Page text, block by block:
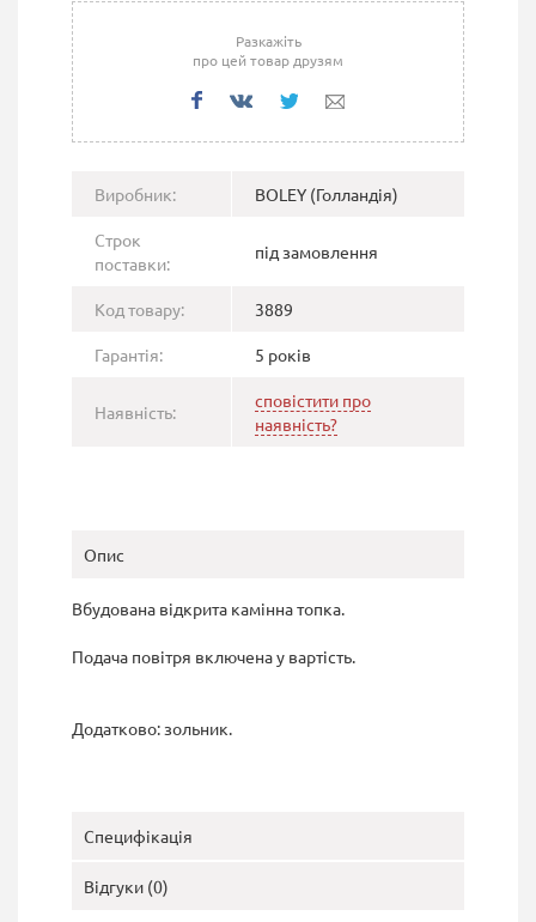
Разкажіть
про цей товар друзям
Виробник: BOLEY (Голландія)
Строк
поставки:
під замовлення
Код товару: 3889
Гарантія: 5 років
Наявність:
сповістити про
наявність?
Опис
Вбудована відкрита камінна топка.
Подача повітря включена у вартість.
Додатково: зольник.
Специфікація
Відгуки (0)